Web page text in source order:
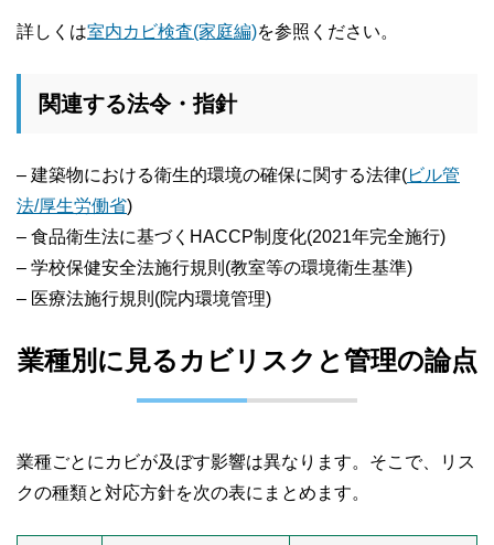
詳しくは室内カビ検査(家庭編)を参照ください。
関連する法令・指針
– 建築物における衛生的環境の確保に関する法律(ビル管
法/厚生労働省)
– 食品衛生法に基づくHACCP制度化(2021年完全施行)
– 学校保健安全法施行規則(教室等の環境衛生基準)
– 医療法施行規則(院内環境管理)
業種別に見るカビリスクと管理の論点
業種ごとにカビが及ぼす影響は異なります。そこで、リス
クの種類と対応方針を次の表にまとめます。